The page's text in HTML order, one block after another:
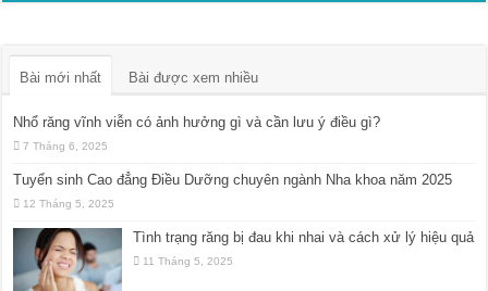
Bài mới nhất Bài được xem nhiều
Nhổ răng vĩnh viễn có ảnh hưởng gì và cần lưu ý điều gì?
7 Tháng 6, 2025
Tuyển sinh Cao đẳng Điều Dưỡng chuyên ngành Nha khoa năm 2025
12 Tháng 5, 2025
Tình trạng răng bị đau khi nhai và cách xử lý hiệu quả
11 Tháng 5, 2025